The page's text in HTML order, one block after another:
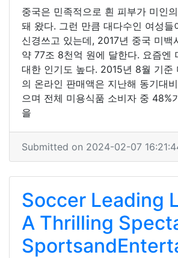
중국은 민족적으로 흰 피부가 미인
돼 왔다. 그런 만큼 대다수인 여성들
신경쓰고 있는데, 2017년 중국 미백
약 77조 8천억 원에 달한다. 요즘엔
대한 인기도 높다. 2015년 8월 기준
의 온라인 판매액은 지난해 동기대
으며 전체 미용식품 소비자 중 48%
을
Submitted on 2024-02-07
Soccer Leading
A Thrilling